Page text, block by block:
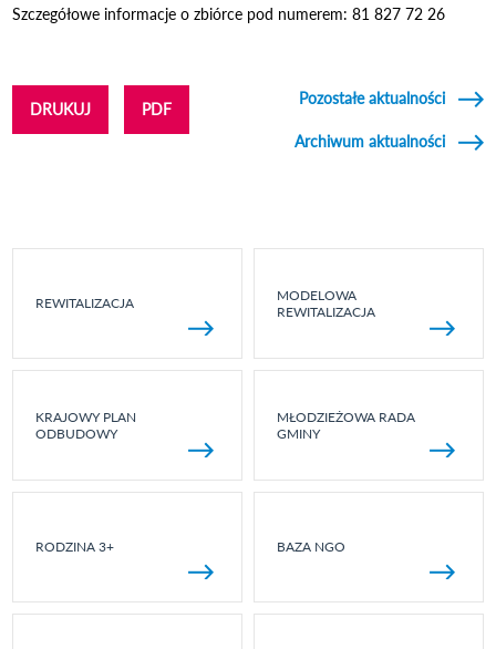
Szczegółowe informacje o zbiórce pod numerem: 81 827 72 26
DRUKUJ PDF
Pozostałe aktualności
Archiwum aktualności
REWITALIZACJA
MODELOWA
REWITALIZACJA
KRAJOWY PLAN
ODBUDOWY
MŁODZIEŻOWA RADA
GMINY
RODZINA 3+ BAZA NGO